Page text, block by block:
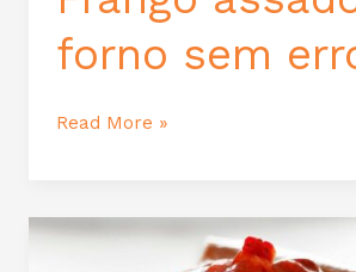
forno sem
Read More »
Cheesecake